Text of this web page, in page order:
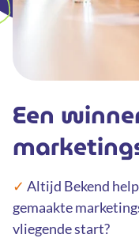
Een
✓ Altijd Bekend
gemaakte
vliegende start?